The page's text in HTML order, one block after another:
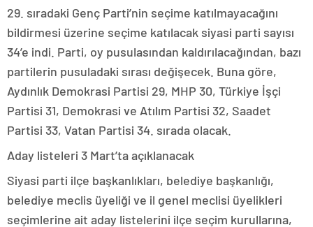
29. sıradaki Genç Parti’nin seçime katılmayacağını
bildirmesi üzerine seçime katılacak siyasi parti sayısı
34’e indi. Parti, oy pusulasından kaldırılacağından, bazı
partilerin pusuladaki sırası değişecek. Buna göre,
Aydınlık Demokrasi Partisi 29, MHP 30, Türkiye İşçi
Partisi 31, Demokrasi ve Atılım Partisi 32, Saadet
Partisi 33, Vatan Partisi 34. sırada olacak.
Aday listeleri 3 Mart’ta açıklanacak
Siyasi parti ilçe başkanlıkları, belediye başkanlığı,
belediye meclis üyeliği ve il genel meclisi üyelikleri
seçimlerine ait aday listelerini ilçe seçim kurullarına,